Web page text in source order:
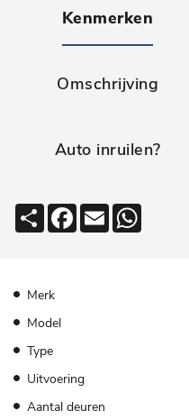
Kenmerken
Omschrijving
Auto inruilen?
DeelFacebook
Email
Merk
Model
Type
Uitvoering
Aantal deuren